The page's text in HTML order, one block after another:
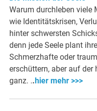
Warum durchleben viele
wie Identitätskrisen,
hinter schwersten
denn jede Seele plant
Schmerzhafte oder
erschüttern, aber auf
ganz. .. hier mehr >>>